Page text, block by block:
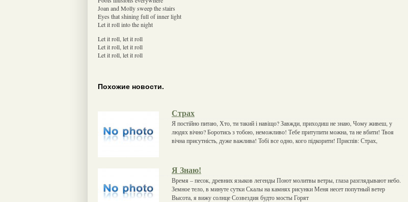
Joan and Molly sweep the stairs
Eyes that shining full of inner light
Let it roll into the night
Let it roll, let it roll
Let it roll, let it roll
Let it roll, let it roll
Похожие новости.
Страх
Я постійно питаю, Хто, ти такий і навіщо? Завжди, приходиш не знаю, Чому живеш, у
людях вічно? Боротись з тобою, неможливо! Тебе притупити можна, та не вбити! Твоя
вічна присутність, дуже важлива! Тобі все одно, кого підкорити! Приспів: Страх,
Я Знаю!
Время – песок, древних языков легенды Поют молитвы ветры, глаза разглядывают небо.
Земное тело, в минуте сутки Скалы на камнях рисунки Меня несет попутный ветер
Высота, я вижу солнце Созвездия будто мосты Горят